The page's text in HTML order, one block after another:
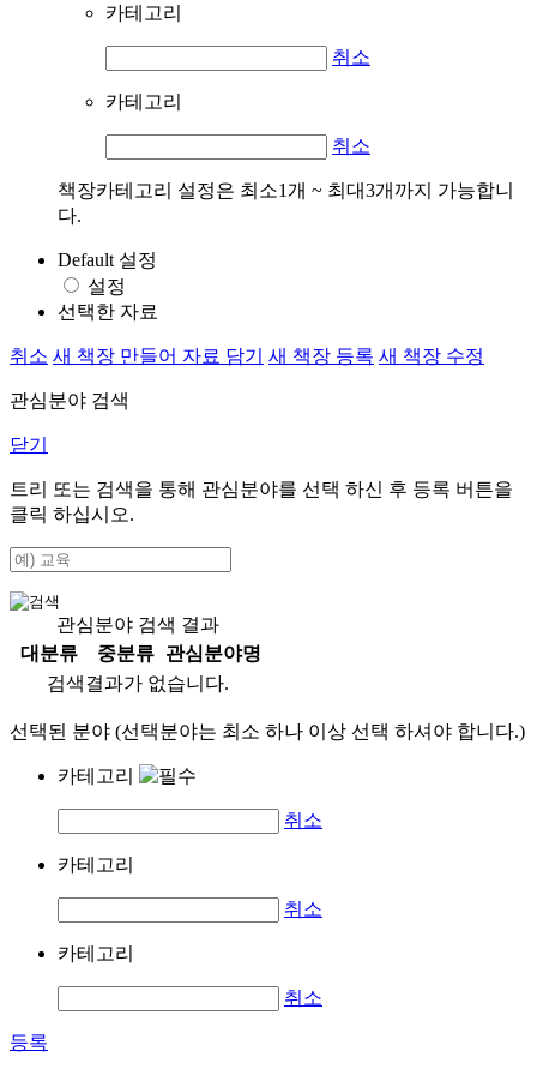
카테고리
취소
카테고리
취소
책장카테고리 설정은 최소1개 ~ 최대3개까지 가능합니
다.
Default 설정
설정
선택한 자료
취소 새 책장 만들어 자료 담기 새 책장 등록 새 책장 수정
관심분야 검색
닫기
트리 또는 검색을 통해 관심분야를 선택 하신 후 등록 버튼을
클릭 하십시오.
관심분야 검색 결과
대분류
중분류
관심분야명
검색결과가 없습니다.
선택된 분야 (선택분야는 최소 하나 이상 선택 하셔야 합니다.)
카테고리
취소
카테고리
취소
카테고리
취소
등록